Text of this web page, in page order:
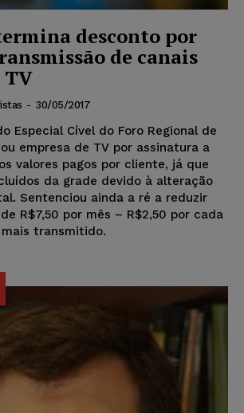
desconto por
de canais
TV
- 30/05/2017
Especial Cível do Foro Regional de
empresa de TV por assinatura a
valores pagos por cliente, já que
da grade devido à alteração
Sentenciou ainda a ré a reduzir
R$7,50 por mês – R$2,50 por cada
transmitido.